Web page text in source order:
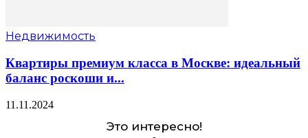
Недвижимость
Квартиры премиум класса в Москве: идеальный
баланс роскоши и...
11.11.2024
Это интересно!